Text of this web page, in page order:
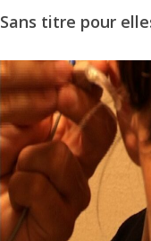
Sans titre pour